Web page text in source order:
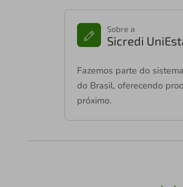
Sobre a
Sicredi
Fazemos parte do
do Brasil, oferecendo
próximo.